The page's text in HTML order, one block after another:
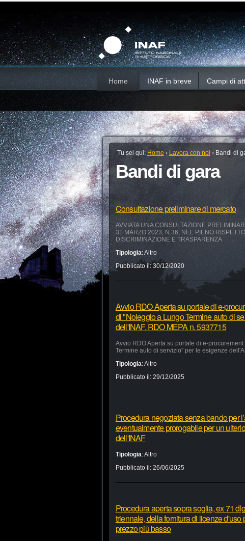
contenuti.
Salta
alla
navigazione
Home INAF in breve Campi di
Tu sei qui: Home › Lavora con noi › Bandi di
Bandi di gara
Consultazione preliminare di mercato
AVVIATA UNA CONSULTAZIONE
31 MARZO 2023, N.36, NEL PIENO
DISCRIMINAZIONE E TRASPARENZA
Tipologia:Altro
Pubblicato il: 30/12/2020
Avvio RDO Aperta su portale di e-
di "Noleggio a Lungo Termine auto di
dell'INAF. RDO MEPA n. 5937715
Avvio RDO Aperta su portale di e-
Termine auto di servizio" per le esigenze
Tipologia:Altro
Pubblicato il: 29/12/2025
Procedura negoziata senza bando per
eventualmente prorogabile per un
dell'INAF
Tipologia:Altro
Pubblicato il: 26/06/2025
Procedura aperta sopra soglia, ex 71
triennale, della fornitura di licenze
prezzo più basso